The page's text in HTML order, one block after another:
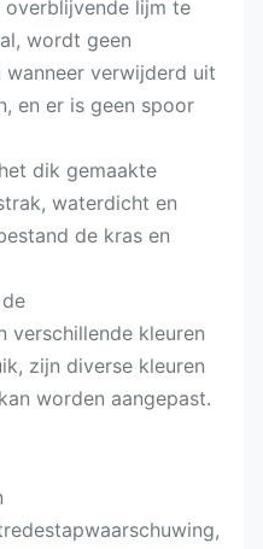
overblijvende lijm te
wordt geen
verwijderd uit
en er is geen spoor
dik gemaakte
waterdicht en
de kras en
verschillende kleuren
zijn diverse kleuren
worden aangepast.